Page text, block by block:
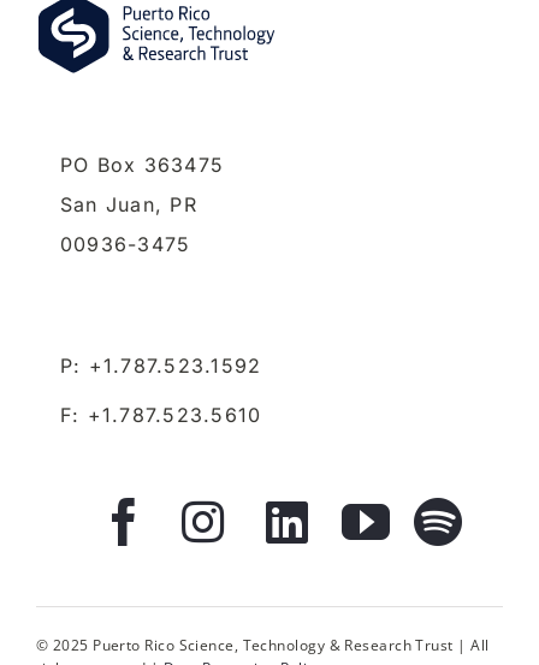
PO Box 363475
San Juan, PR
00936-3475
P: +1.787.523.1592
F: +1.787.523.5610
© 2025 Puerto Rico Science, Technology & Research Trust | All